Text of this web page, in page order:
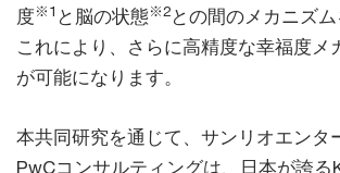
度※1 と脳の状態※2との間のメカニズム
これにより、さらに高精度な幸福度メ
が可能になります。
本共同研究を通じて、サンリオエンタ
PwCコンサルティングは、日本が誇る